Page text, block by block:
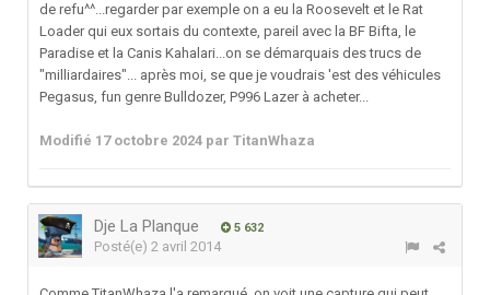
de refu^^...regarder par exemple on a eu la Roosevelt et le Rat
Loader qui eux sortais du contexte, pareil avec la BF Bifta, le
Paradise et la Canis Kahalari...on se démarquais des trucs de
"milliardaires"... après moi, se que je voudrais 'est des véhicules
Pegasus, fun genre Bulldozer, P996 Lazer à acheter...
Modifié 17 octobre 2024 par TitanWhaza
Dje La Planque 5 632
Posté(e) 2 avril 2014